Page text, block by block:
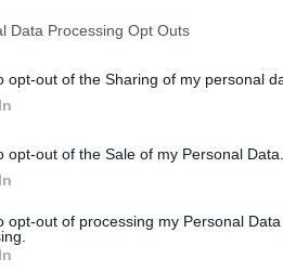
Data Processing Opt Outs
opt-out of the Sharing of my personal
opt-out of the Sale of my Personal Data.
opt-out of processing my Personal
δηλώνουν την
τους και
στη διασφάλιση της
περιοχή μας
ότι τα γεγονότα που
τουρκική